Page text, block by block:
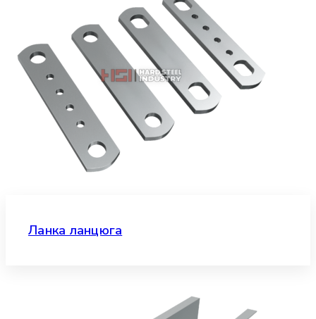
Ланка ланцюга